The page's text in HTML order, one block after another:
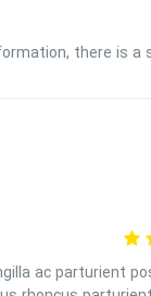
there is
ac parturient